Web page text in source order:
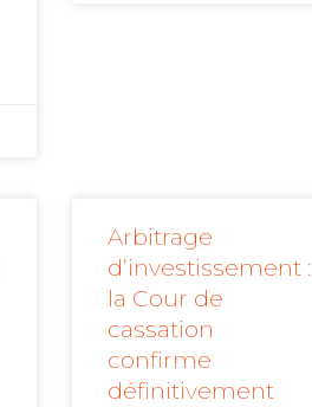
Arbitrage
d’investissement :
la Cour de
cassation
confirme
définitivement